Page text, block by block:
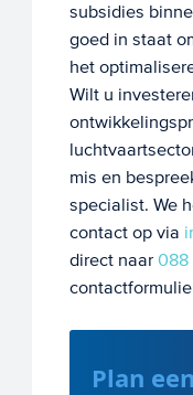
subsidies
goed in staat
het
Wilt u
mis en
specialist. We
contact op via
direct naar 088
Plan